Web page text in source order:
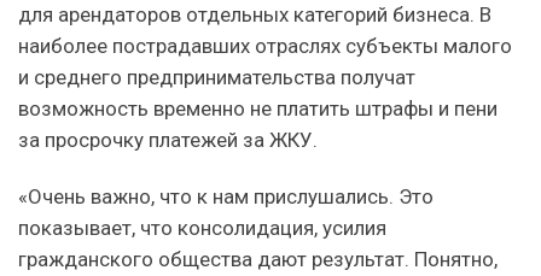
для арендаторов отдельных категорий бизнеса. В
наиболее пострадавших отраслях субъекты малого
и среднего предпринимательства получат
возможность временно не платить штрафы и пени
за просрочку платежей за ЖКУ.
«Очень важно, что к нам прислушались. Это
показывает, что консолидация, усилия
гражданского общества дают результат. Понятно,